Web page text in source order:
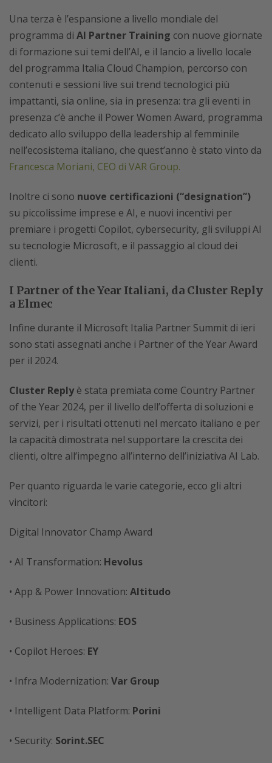
Una terza è l’espansione a livello mondiale del
programma di AI Partner Training con nuove giornate
di formazione sui temi dell’AI, e il lancio a livello locale
del programma Italia Cloud Champion, percorso con
contenuti e sessioni live sui trend tecnologici più
impattanti, sia online, sia in presenza: tra gli eventi in
presenza c’è anche il Power Women Award, programma
dedicato allo sviluppo della leadership al femminile
nell’ecosistema italiano, che quest’anno è stato vinto da
Francesca Moriani, CEO di VAR Group.
Inoltre ci sono nuove certificazioni (“designation”)
su piccolissime imprese e AI, e nuovi incentivi per
premiare i progetti Copilot, cybersecurity, gli sviluppi AI
su tecnologie Microsoft, e il passaggio al cloud dei
clienti.
I Partner of the Year Italiani, da Cluster Reply
a Elmec
Infine durante il Microsoft Italia Partner Summit di ieri
sono stati assegnati anche i Partner of the Year Award
per il 2024.
Cluster Replyè stata premiata come Country Partner
of the Year 2024, per il livello dell’offerta di soluzioni e
servizi, per i risultati ottenuti nel mercato italiano e per
la capacità dimostrata nel supportare la crescita dei
clienti, oltre all’impegno all’interno dell’iniziativa AI Lab.
Per quanto riguarda le varie categorie, ecco gli altri
vincitori:
Digital Innovator Champ Award
• AI Transformation: Hevolus
• App & Power Innovation: Altitudo
• Business Applications: EOS
• Copilot Heroes: EY
• Infra Modernization: Var Group
• Intelligent Data Platform: Porini
• Security: Sorint.SEC